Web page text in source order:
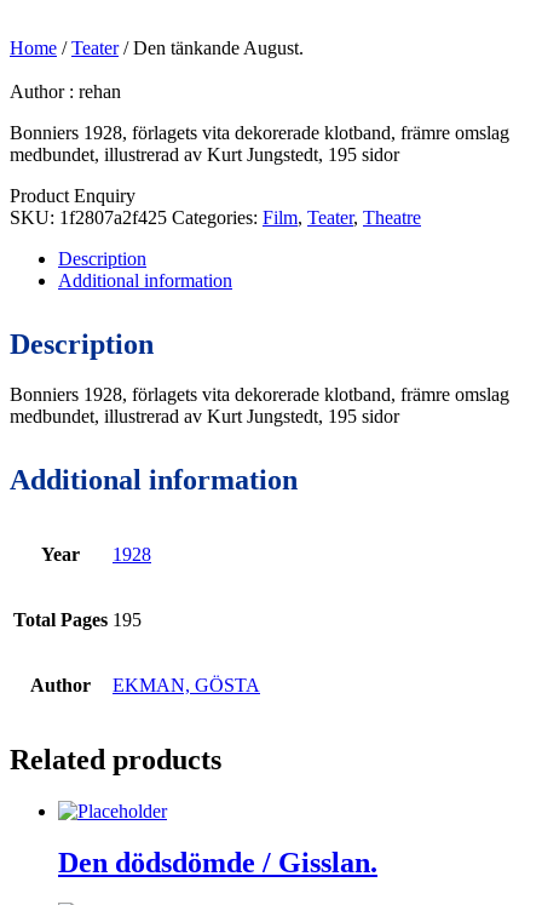
Home /Teater/ Den tänkande August.
Author : rehan
Bonniers 1928, förlagets vita dekorerade klotband, främre omslag
medbundet, illustrerad av Kurt Jungstedt, 195 sidor
Product Enquiry
SKU: 1f2807a2f425 Categories: Film, Teater, Theatre
Description
Additional information
Description
Bonniers 1928, förlagets vita dekorerade klotband, främre omslag
medbundet, illustrerad av Kurt Jungstedt, 195 sidor
Additional information
Year 1928
Total Pages 195
Author EKMAN, GÖSTA
Related products
Den dödsdömde / Gisslan.